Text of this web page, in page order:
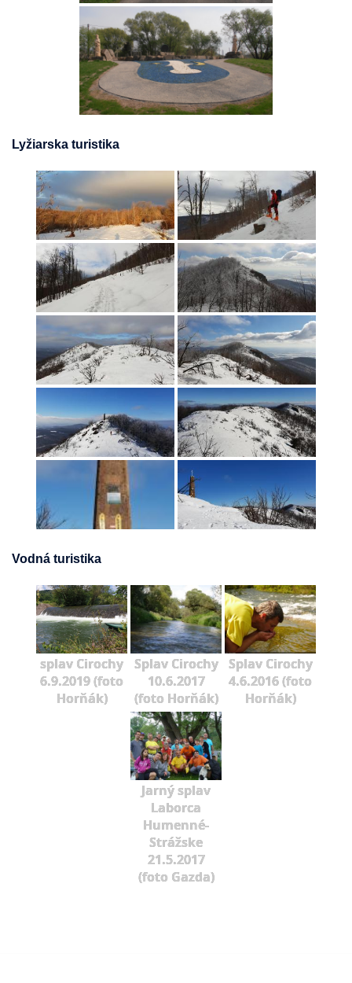
Lyžiarska turistika
Vodná turistika
splav Cirochy
6.9.2019 (foto
Horňák)
Splav Cirochy
10.6.2017
(foto Horňák)
Splav Cirochy
4.6.2016 (foto
Horňák)
Jarný splav
Laborca
Humenné-
Strážske
21.5.2017
(foto Gazda)